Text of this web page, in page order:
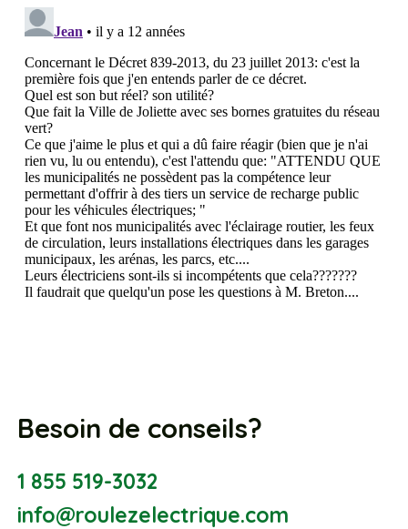
Besoin de conseils?
1 855 519-3032
info@roulezelectrique.com